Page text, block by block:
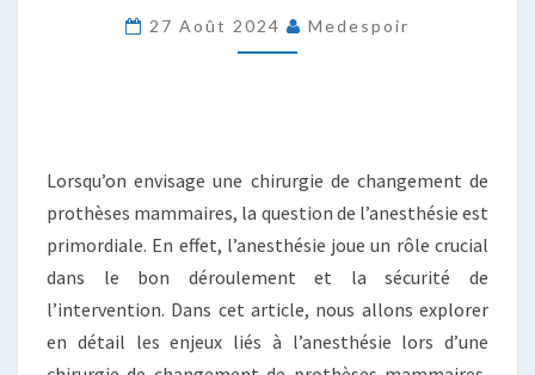
DE
L’ANESTHÉSIE
27 Août 2024 Medespoir
Lorsqu’on envisage une chirurgie de changement de
prothèses mammaires, la question de l’anesthésie est
primordiale. En effet, l’anesthésie joue un rôle crucial
dans le bon déroulement et la sécurité de
l’intervention. Dans cet article, nous allons explorer
en détail les enjeux liés à l’anesthésie lors d’une